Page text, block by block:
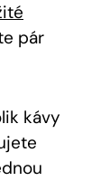
pár
kávy